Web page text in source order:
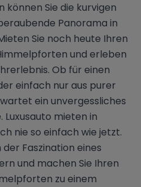
können Sie die kurvigen
Panorama in
Sie noch heute Ihren
und erleben
Ob für einen
einfach nur aus purer
ein unvergessliches
Luxusauto mieten in
nie so einfach wie jetzt.
der Faszination eines
und machen Sie Ihren
zu einem